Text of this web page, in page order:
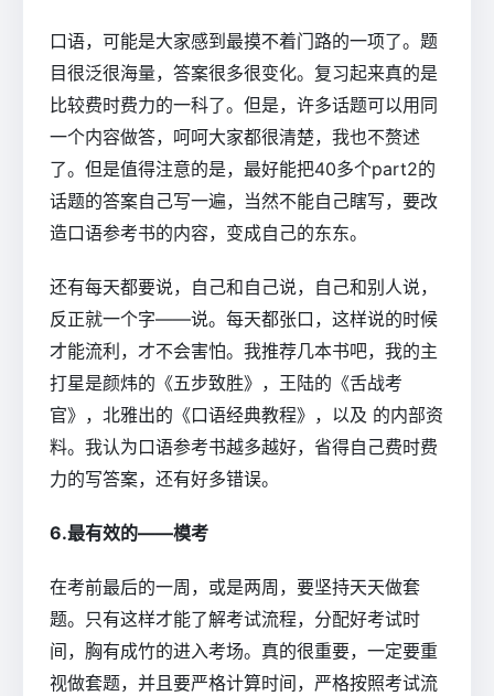
口语，可能是大家感到最摸不着门路的一项了。题
目很泛很海量，答案很多很变化。复习起来真的是
比较费时费力的一科了。但是，许多话题可以用同
一个内容做答，呵呵大家都很清楚，我也不赘述
了。但是值得注意的是，最好能把40多个part2的
话题的答案自己写一遍，当然不能自己瞎写，要改
造口语参考书的内容，变成自己的东东。
还有每天都要说，自己和自己说，自己和别人说，
反正就一个字――说。每天都张口，这样说的时候
才能流利，才不会害怕。我推荐几本书吧，我的主
打星是颜炜的《五步致胜》，王陆的《舌战考
官》，北雅出的《口语经典教程》，以及 的内部资
料。我认为口语参考书越多越好，省得自己费时费
力的写答案，还有好多错误。
6.最有效的――模考
在考前最后的一周，或是两周，要坚持天天做套
题。只有这样才能了解考试流程，分配好考试时
间，胸有成竹的进入考场。真的很重要，一定要重
视做套题，并且要严格计算时间，严格按照考试流